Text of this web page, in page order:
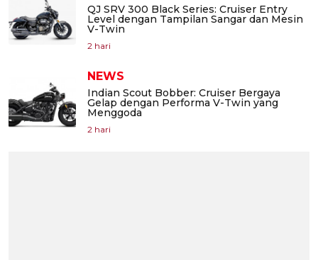
QJ SRV 300 Black Series: Cruiser Entry
Level dengan Tampilan Sangar dan Mesin
V-Twin
2 hari
NEWS
Indian Scout Bobber: Cruiser Bergaya
Gelap dengan Performa V-Twin yang
Menggoda
2 hari